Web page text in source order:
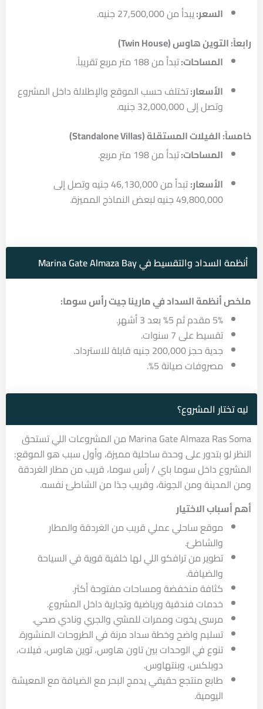
السعر:يبدأ من 27,500,000 جنيه.
رابعاً: التوين هاوس (Twin House)
المساحات:تبدأ من 188 متر مربع تقريباً.
الأسعار:تختلف حسب الموقع والإطلالة داخل المشروع
وتصل إلى 32,000,000 جنيه.
خامساً: الفيلات المستقلة (Standalone Villas)
المساحات:تبدأ من 198 متر مربع.
الأسعار:
تبدأ من 46,130,000 جنيه وتصل إلى
49,800,000 جنيه لبعض النماذج المميزة.
أنظمة السداد والتقسيط في Marina Gate Almaza Bay
ملخص أنظمة السداد في مارينا جيت رأس سوما:
5% مقدم ثم 5% بعد 3 أشهر.
تقسيط على 7 سنوات.
جدية حجز 200,000 جنيه قابلة للاسترداد.
مصروفات صيانة 5%.
ليه تختار المشروع؟
Marina Gate Almaza Ras Soma من المشروعات اللي تستحق
النظر لو بتدور على وحدة ساحلية مميزة، وأول سبب هو الموقع:
المشروع داخل سوما باي / رأس سوما، قريب من مطار الغردقة
ومن المدينة ومن الجونة، وقريب جدًا من الشاطئ نفسه.
أهم أسباب الاختيار
موقع ساحلي عملي قريب من الغردقة والمطار
والشاطئ.
تطوير من ترافكو اللي لها خلفية قوية في السياحة
والضيافة.
كثافة منخفضة ومساحات مفتوحة أكثر.
خدمات فندقية ورياضية وتجارية داخل المشروع.
مرسى يخوت وممرات للمشي والجري ونادي صحي.
تسليم واضح وخطة سداد مرنة في الطروحات المنشورة.
تنوع في الوحدات بين تاون هاوس، توين هاوس، فيلات،
دوبلكس، وبنتهاوس.
طابع منتجع حقيقي يدمج البحر مع الضيافة مع المعيشة
اليومية.